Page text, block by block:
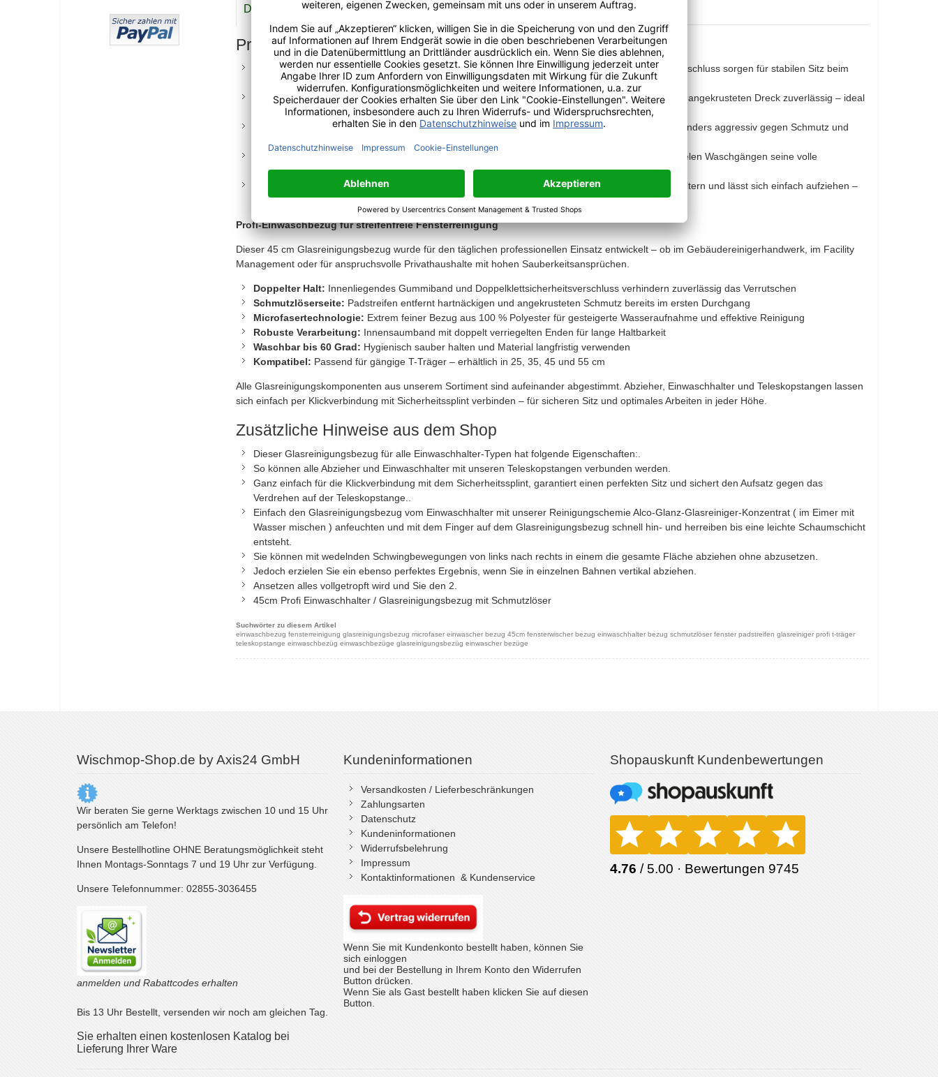
Details
Produktvorteile auf einen Blick
Sicherer Halt ohne Verrutschen: Das innenliegende Gummiband und der Doppelklettsicherheitsverschluss sorgen für stabilen Sitz beim
Einwaschen – auch bei schnellem Arbeitstempo
Hartnäckigen Schmutz entfernen: Der integrierte Padstreifen auf der Schmutzlöserseite löst selbst angekrusteten Dreck zuverlässig – ideal
für professionelle Fensterreinigung
Maximale Wasseraufnahme: Der extrem feine Microfaserbezug aus 100 % Polyester arbeitet besonders aggressiv gegen Schmutz und
Langlebig und pflegeleicht: Der Einwaschbezug ist bis 60 Grad waschbar und behält auch nach vielen Waschgängen seine volle
Reinigungswirkung
Passgenau für T-Träger: Der 45 cm Glasreinigungsbezug ist kompatibel mit gängigen Einwaschhaltern und lässt sich einfach aufziehen –
Größen: 25, 35, 45 und 55 cm verfügbar
Profi-Einwaschbezug für streifenfreie Fensterreinigung
Dieser 45 cm Glasreinigungsbezug wurde für den täglichen professionellen Einsatz entwickelt – ob im Gebäudereinigerhandwerk, im Facility
Management oder für anspruchsvolle Privathaushalte mit hohen Sauberkeitsansprüchen.
Doppelter Halt: Innenliegendes Gummiband und Doppelklettsicherheitsverschluss verhindern zuverlässig das Verrutschen
Schmutzlöserseite: Padstreifen entfernt hartnäckigen und angekrusteten Schmutz bereits im ersten Durchgang
Microfasertechnologie: Extrem feiner Bezug aus 100 % Polyester für gesteigerte Wasseraufnahme und effektive Reinigung
Robuste Verarbeitung: Innensaumband mit doppelt verriegelten Enden für lange Haltbarkeit
Waschbar bis 60 Grad: Hygienisch sauber halten und Material langfristig verwenden
Kompatibel: Passend für gängige T-Träger – erhältlich in 25, 35, 45 und 55 cm
Alle Glasreinigungskomponenten aus unserem Sortiment sind aufeinander abgestimmt. Abzieher, Einwaschhalter und Teleskopstangen lassen
sich einfach per Klickverbindung mit Sicherheitssplint verbinden – für sicheren Sitz und optimales Arbeiten in jeder Höhe.
Zusätzliche Hinweise aus dem Shop
Dieser Glasreinigungsbezug für alle Einwaschhalter-Typen hat folgende Eigenschaften:.
So können alle Abzieher und Einwaschhalter mit unseren Teleskopstangen verbunden werden.
Ganz einfach für die Klickverbindung mit dem Sicherheitssplint, garantiert einen perfekten Sitz und sichert den Aufsatz gegen das
Verdrehen auf der Teleskopstange..
Einfach den Glasreinigungsbezug vom Einwaschhalter mit unserer Reinigungschemie Alco-Glanz-Glasreiniger-Konzentrat ( im Eimer mit
Wasser mischen ) anfeuchten und mit dem Finger auf dem Glasreinigungsbezug schnell hin- und herreiben bis eine leichte Schaumschicht
entsteht.
Sie können mit wedelnden Schwingbewegungen von links nach rechts in einem die gesamte Fläche abziehen ohne abzusetzen.
Jedoch erzielen Sie ein ebenso perfektes Ergebnis, wenn Sie in einzelnen Bahnen vertikal abziehen.
Ansetzen alles vollgetropft wird und Sie den 2.
45cm Profi Einwaschhalter / Glasreinigungsbezug mit Schmutzlöser
Suchwörter zu diesem Artikel
einwaschbezug fensterreinigung glasreinigungsbezug microfaser einwascher bezug 45cm fensterwischer bezug einwaschhalter bezug schmutzlöser fenster padstreifen glasreiniger profi t-träger
teleskopstange einwaschbezüg einwaschbezüge glasreinigungsbezüg einwascher bezüge
Mehr Info Kundenmeinungen
Wischmop-Shop.de by Axis24 GmbH
Wir beraten Sie gerne Werktags zwischen 10 und 15 Uhr
persönlich am Telefon!
Unsere Bestellhotline OHNE Beratungsmöglichkeit steht
Ihnen Montags-Sonntags 7 und 19 Uhr zur Verfügung.
Unsere Telefonnummer: 02855-3036455
anmelden und Rabattcodes erhalten
Bis 13 Uhr Bestellt, versenden wir noch am gleichen Tag.
Sie erhalten einen kostenlosen Katalog bei
Lieferung Ihrer Ware
Kundeninformationen
Versandkosten / Lieferbeschränkungen
Zahlungsarten
Datenschutz
Kundeninformationen
Widerrufsbelehrung
Impressum
Kontaktinformationen & Kundenservice
Wenn Sie mit Kundenkonto bestellt haben, können Sie
sich einloggen
und bei der Bestellung in Ihrem Konto den Widerrufen
Button drücken.
Wenn Sie als Gast bestellt haben klicken Sie auf diesen
Button.
Shopauskunft Kundenbewertungen